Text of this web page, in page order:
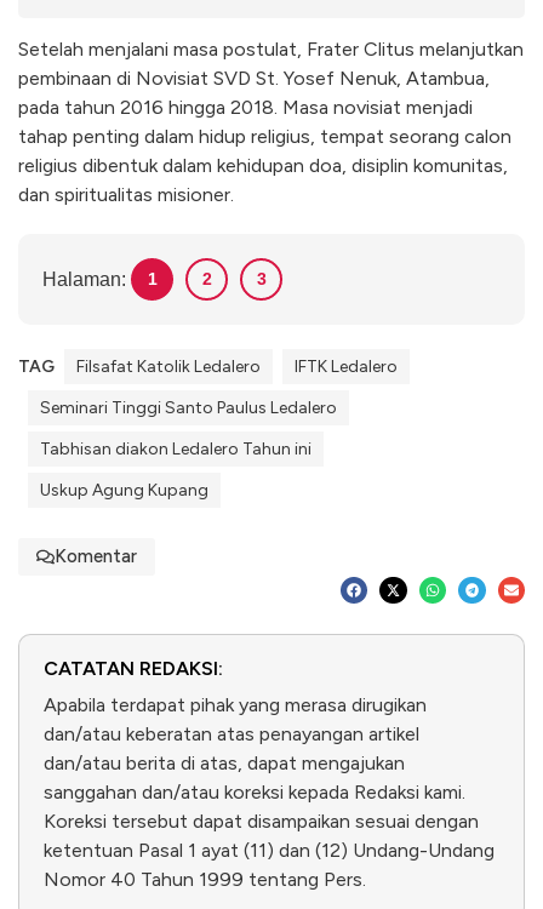
Setelah menjalani masa postulat, Frater Clitus melanjutkan
pembinaan di Novisiat SVD St. Yosef Nenuk, Atambua,
pada tahun 2016 hingga 2018. Masa novisiat menjadi
tahap penting dalam hidup religius, tempat seorang calon
religius dibentuk dalam kehidupan doa, disiplin komunitas,
dan spiritualitas misioner.
Halaman: 1 2 3
TAG Filsafat Katolik Ledalero
IFTK Ledalero
Seminari Tinggi Santo Paulus Ledalero
Tabhisan diakon Ledalero Tahun ini
Uskup Agung Kupang
Komentar
CATATAN REDAKSI:
Apabila terdapat pihak yang merasa dirugikan
dan/atau keberatan atas penayangan artikel
dan/atau berita di atas, dapat mengajukan
sanggahan dan/atau koreksi kepada Redaksi kami.
Koreksi tersebut dapat disampaikan sesuai dengan
ketentuan Pasal 1 ayat (11) dan (12) Undang-Undang
Nomor 40 Tahun 1999 tentang Pers.